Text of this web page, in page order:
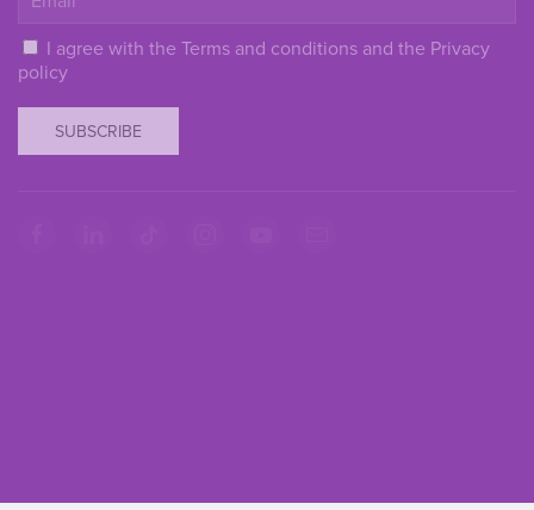
I agree with the Terms and conditions and the Privacy
policy
SUBSCRIBE